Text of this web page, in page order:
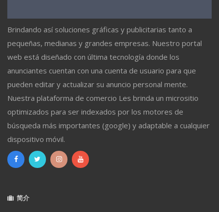
Brindando así soluciones gráficas y publicitarias tanto a
pequeñas, medianas y grandes empresas. Nuestro portal
web está diseñado con última tecnología donde los
anunciantes cuentan con una cuenta de usuario para que
pueden editar y actualizar su anuncio personal mente.
Nuestra plataforma de comercio Les brinda un micrositio
optimizados para ser indexados por los motores de
búsqueda más importantes (google) y adaptable a cualquier
dispositivo móvil.
简介